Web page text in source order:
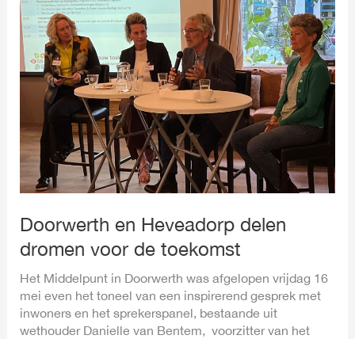
Doorwerth en Heveadorp delen
dromen voor de toekomst
Het Middelpunt in Doorwerth was afgelopen vrijdag 16
mei even het toneel van een inspirerend gesprek met
inwoners en het sprekerspanel, bestaande uit
wethouder Danielle van Bentem, voorzitter van het
en
Heveadorp
delen
dromen
voor
toekomst